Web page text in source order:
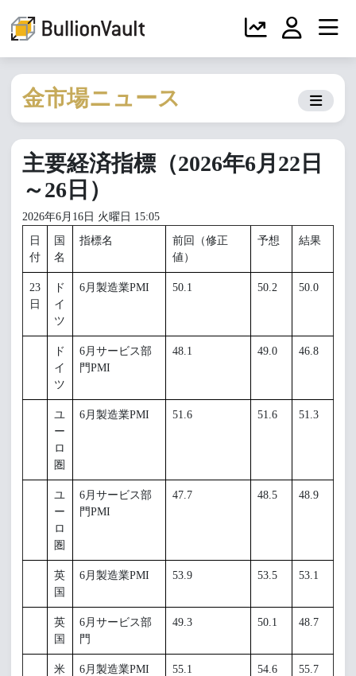
金市場ニュース
主要経済指標（2026年6月22日
～26日）
2026年6月16日 火曜日 15:05
日
付
国
名
指標名
前回（修正
値）
予想 結果
23
日
ド
イ
ツ
6月製造業PMI 50.1 50.2 50.0
ド
イ
ツ
6月サービス部
門PMI
48.1 49.0 46.8
ユ
ー
ロ
圏
6月製造業PMI 51.6 51.6 51.3
ユ
ー
ロ
圏
6月サービス部
門PMI
47.7 48.5 48.9
英
国
6月製造業PMI 53.9 53.5 53.1
英
国
6月サービス部
門
49.3 50.1 48.7
米
6月製造業PMI 55.1 54.6 55.7